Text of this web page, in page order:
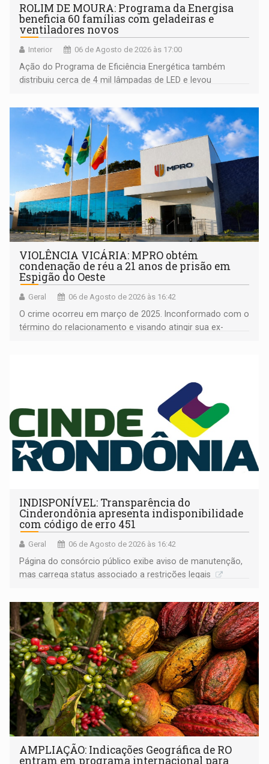
ROLIM DE MOURA: Programa da Energisa
beneficia 60 famílias com geladeiras e
ventiladores novos
Interior 06 de Agosto de 2026 às 17:00
Ação do Programa de Eficiência Energética também
distribuiu cerca de 4 mil lâmpadas de LED e levou
comunidade
VIOLÊNCIA VICÁRIA: MPRO obtém
condenação de réu a 21 anos de prisão em
Espigão do Oeste
Geral 06 de Agosto de 2026 às 16:42
O crime ocorreu em março de 2025. Inconformado com o
término do relacionamento e visando atingir sua ex-
INDISPONÍVEL: Transparência do
Cinderondônia apresenta indisponibilidade
com código de erro 451
Geral 06 de Agosto de 2026 às 16:42
Página do consórcio público exibe aviso de manutenção,
mas carrega status associado a restrições legais
AMPLIAÇÃO: Indicações Geográfica de RO
entram em programa internacional para